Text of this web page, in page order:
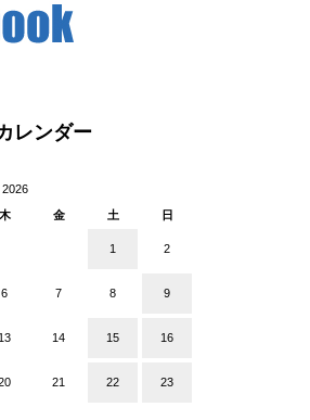
レンダー
木 金 土 日
1 2
6 7 8 9
13 14 15 16
21 22 23